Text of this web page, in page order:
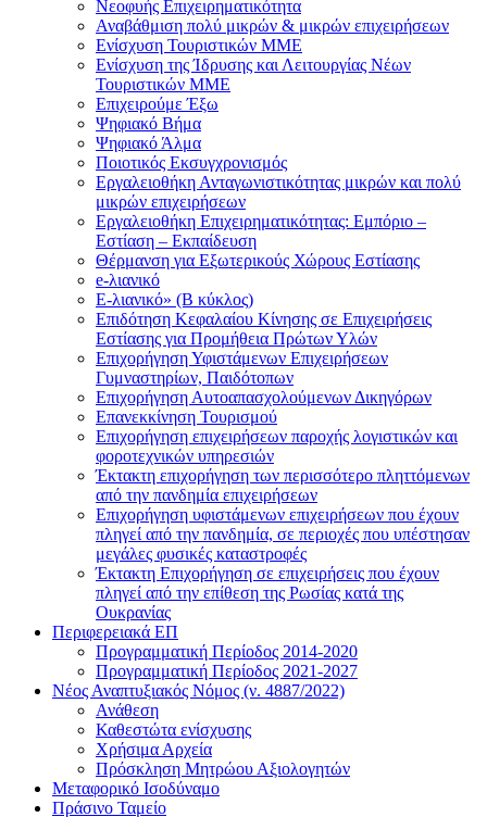
Νεοφυής Επιχειρηματικότητα
Αναβάθμιση πολύ μικρών & μικρών επιχειρήσεων
Ενίσχυση Τουριστικών ΜΜΕ
Ενίσχυση της Ίδρυσης και Λειτουργίας Νέων
Τουριστικών ΜΜΕ
Επιχειρούμε Έξω
Ψηφιακό Βήμα
Ψηφιακό Άλμα
Ποιοτικός Εκσυγχρονισμός
Εργαλειοθήκη Ανταγωνιστικότητας μικρών και πολύ
μικρών επιχειρήσεων
Εργαλειοθήκη Επιχειρηματικότητας: Εμπόριο –
Εστίαση – Εκπαίδευση
Θέρμανση για Εξωτερικούς Χώρους Εστίασης
e-λιανικό
E-λιανικό» (B κύκλος)
Επιδότηση Κεφαλαίου Κίνησης σε Επιχειρήσεις
Εστίασης για Προμήθεια Πρώτων Υλών
Επιχορήγηση Υφιστάμενων Επιχειρήσεων
Γυμναστηρίων, Παιδότοπων
Επιχορήγηση Αυτοαπασχολούμενων Δικηγόρων
Επανεκκίνηση Τουρισμού
Επιχορήγηση επιχειρήσεων παροχής λογιστικών και
φοροτεχνικών υπηρεσιών
Έκτακτη επιχορήγηση των περισσότερο πληττόμενων
από την πανδημία επιχειρήσεων
Επιχορήγηση υφιστάμενων επιχειρήσεων που έχουν
πληγεί από την πανδημία, σε περιοχές που υπέστησαν
μεγάλες φυσικές καταστροφές
Έκτακτη Επιχορήγηση σε επιχειρήσεις που έχουν
πληγεί από την επίθεση της Ρωσίας κατά της
Ουκρανίας
Περιφερειακά ΕΠ
Προγραμματική Περίοδος 2014-2020
Προγραμματική Περίοδος 2021-2027
Νέος Αναπτυξιακός Νόμος (ν. 4887/2022)
Ανάθεση
Καθεστώτα ενίσχυσης
Χρήσιμα Αρχεία
Πρόσκληση Μητρώου Αξιολογητών
Μεταφορικό Ισοδύναμο
Πράσινο Ταμείο